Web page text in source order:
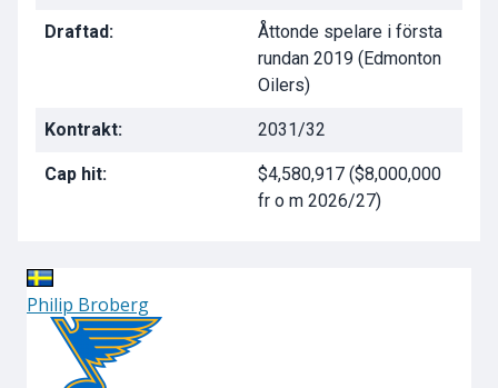
Draftad:
Åttonde spelare i första
rundan 2019 (Edmonton
Oilers)
Kontrakt: 2031/32
Cap hit:
$4,580,917 ($8,000,000
fr o m 2026/27)